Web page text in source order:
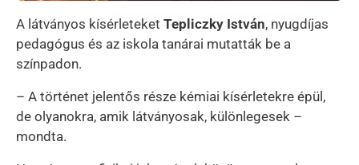
A látványos kísérleteket Tepliczky István, nyugdíjas
pedagógus és az iskola tanárai mutatták be a
színpadon.
– A történet jelentős része kémiai kísérletekre épül,
de olyanokra, amik látványosak, különlegesek –
mondta.